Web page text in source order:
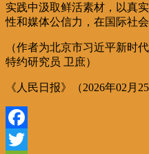
实践中汲取鲜活素材，以真
性和媒体公信力，在国际社
（作者为北京市习近平新时
特约研究员 卫庶）
《人民日报》（2026年02月
Facebook